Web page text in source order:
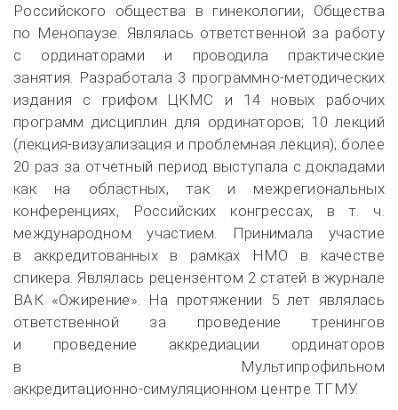
Российского общества в гинекологии, Общества
по Менопаузе. Являлась ответственной за работу
с ординаторами и проводила практические
занятия. Разработала 3 программно-методических
издания с грифом ЦКМС и 14 новых рабочих
программ дисциплин для ординаторов; 10 лекций
(лекция-визуализация и проблемная лекция); более
20 раз за отчетный период выступала с докладами
как на областных, так и межрегиональных
конференциях, Российских конгрессах, в т. ч.
международном участием. Принимала участие
в аккредитованных в рамках НМО в качестве
спикера. Являлась рецензентом 2 статей в журнале
ВАК «Ожирение». На протяжении 5 лет являлась
ответственной за проведение тренингов
и проведение аккредиации ординаторов
в Мультипрофильном
аккредитационно-симуляционном центре ТГМУ.